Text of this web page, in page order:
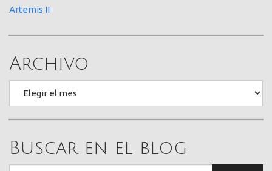
Artemis II
Archivo
Buscar en el blog